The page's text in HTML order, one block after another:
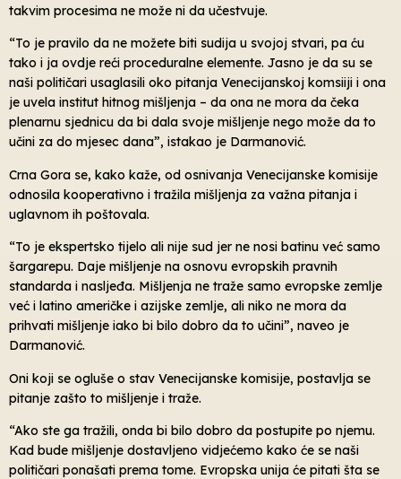
takvim procesima ne može ni da učestvuje.
“To je pravilo da ne možete biti sudija u svojoj stvari, pa ću
tako i ja ovdje reći proceduralne elemente. Jasno je da su se
naši političari usaglasili oko pitanja Venecijanskoj komsiiji i ona
je uvela institut hitnog mišljenja – da ona ne mora da čeka
plenarnu sjednicu da bi dala svoje mišljenje nego može da to
učini za do mjesec dana”, istakao je Darmanović.
Crna Gora se, kako kaže, od osnivanja Venecijanske komisije
odnosila kooperativno i tražila mišljenja za važna pitanja i
uglavnom ih poštovala.
“To je ekspertsko tijelo ali nije sud jer ne nosi batinu već samo
šargarepu. Daje mišljenje na osnovu evropskih pravnih
standarda i nasljeđa. Mišljenja ne traže samo evropske zemlje
već i latino američke i azijske zemlje, ali niko ne mora da
prihvati mišljenje iako bi bilo dobro da to učini”, naveo je
Darmanović.
Oni koji se ogluše o stav Venecijanske komisije, postavlja se
pitanje zašto to mišljenje i traže.
“Ako ste ga tražili, onda bi bilo dobro da postupite po njemu.
Kad bude mišljenje dostavljeno vidjećemo kako će se naši
političari ponašati prema tome. Evropska unija će pitati šta se